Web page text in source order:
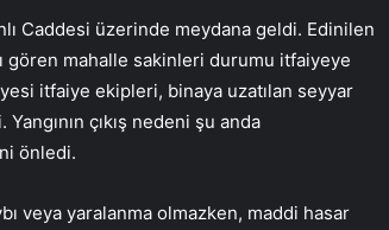
Caddesi üzerinde meydana geldi. Edinilen
gören mahalle sakinleri durumu itfaiyeye
itfaiye ekipleri, binaya uzatılan seyyar
çıkış nedeni şu anda
önledi.
veya yaralanma olmazken, maddi hasar